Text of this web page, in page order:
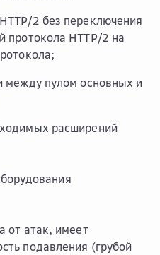
2 без переключения
протокола HTTP/2 на
между пулом основных и
расширений
от атак, имеет
подавления (грубой